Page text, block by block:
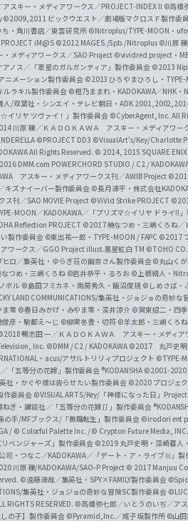
O
f
f
i
c
i
a
l
C
h
a
n
n
e
l
スキー・メディアワークス／PROJECT-INDEX II ©高橋
©2009,2011 ビックウエスト／劇場版マクロスＦ製作委
・角川書店／東雲研究所 ©Nitroplus/TYPE-MOON・
iM@S ©2012 MAGES./5pb./Nitroplus ©川原
メディアワークス／SAO Project ©vividred project・
ノス／「翠星のガルガンティア」製作委員会 ©2013
メーション製作委員会 ©2013 ひろやまひろし・
ラキル製作委員会 ©橙乃ままれ・KADOKAWA／NHK・
人/双葉社・シンエイ・テレビ朝日・ADK
イリヤ ツヴァイ！」製作委員会 ©CyberAgent, Inc. All
川原 礫／ＫＡＤＯＫＡＷＡ アスキー・メディアワー
©PROJECT DD3 ©VisualArt's/Key/Charlotte
All Rights Reserved. © 2014, 2015 SQUARE
DMM.com POWERCHORD STUDIO / C2 /
アスキー・メディアワークス刊／AWIB Project
キズナイーバー製作委員会 ©長月達平・株式会社
刊／SAO MOVIE Project ©ViVid Strike PROJECT
MOON／KADOKAWA／「プリズマ☆イリヤ ドライ!!
Reflection PROJECT ©2017 暁なつめ・三嶋くろね／
製作委員会 ©東出祐一郎・TYPE-MOON / FAPC ©2017
ワークス／GGO Project illust.黒星紅白 TM ©TOHO
ロ／集英社・ゆらぎ荘の幽奈さん製作委員会©丸山くが
つめ・三嶋くろね ©岩井恭平・るろお ©上栖綴人・
ボル ©島田フミカネ・南房秀久・飯沼俊規 ©しめさば・
LAND COMMUNICATIONS/集英社・ジョジョの奇妙な
零 ©春日みかげ・みやま零・深井涼介 ©賀東招二・四
彦・駒都え～じ ©柳実冬貴・切符 ©羊太郎・三嶋くろね
鴨志田 一／ＫＡＤＯＫＡＷＡ アスキー・メディア
Inc. ©DMM / C2 / KADOKAWA ©2017 丸戸史明
・acus/アサルトリリィプロジェクト ©TYPE-
「五等分の花嫁」製作委員会 ®KODANSHA ©2001-2020
社・かぐや様は告らせたい製作委員会 ©2020 プロジェ
作委員会 ©VISUAL ARTS/Key/「神様になった日」Project
ぎ・講談社／「五等分の花嫁∬」製作委員会
の手/MFブックス/「無職転生」製作委員会 ©irodori ent
/ © Colorful Palette Inc. / © Crypton Future Media,
ベンジャーズ」製作委員会 ©2019 丸戸史明・深崎暮人
司・つなこ／KADOKAWA／「デート・ア・ライブⅢ」製
川原 礫/KADOKAWA/SAO-P Project © 2017 Manjuu
©遠藤達哉／集英社・SPY×FAMILY製作委員会
集英社・ジョジョの奇妙な冒険SC製作委員会
RIGHTS RESERVED. ©高橋弥七郎／いとうのいぢ／ア
の子】製作委員会 ©Pyramid,Inc.／成子坂製作所 ©山田